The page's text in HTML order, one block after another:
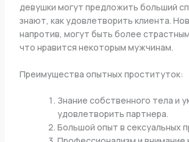
девушки могут предложить больший
знают, как удовлетворить клиента.
напротив, могут быть более
что нравится некоторым мужчинам.
Преимущества опытных проституток:
Знание собственного тела и
удовлетворить партнера.
Большой опыт в сексуальных